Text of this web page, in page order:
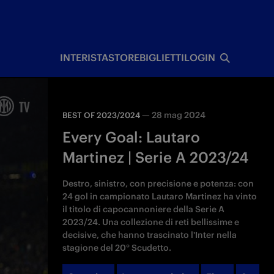
INTERISTASTOREBIGLIETTILOGIN
BEST OF 2023/2024 —28 mag 2024
Every Goal: Lautaro
Martinez | Serie A 2023/24
Destro, sinistro, con precisione e potenza: con
24 gol in campionato Lautaro Martinez ha vinto
il titolo di capocannoniere della Serie A
2023/24. Una collezione di reti bellissime e
decisive, che hanno trascinato l'Inter nella
stagione del 20° Scudetto.